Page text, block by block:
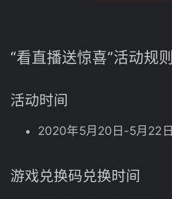
“看直播送惊喜”活动规则
活动时间
2020年5月20日-5月22日
游戏兑换码兑换时间